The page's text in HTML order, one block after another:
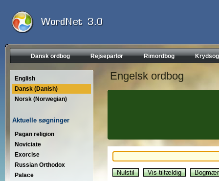
Dansk ordbog Rejseparlør Rimordbog
English
Dansk (Danish)
Norsk (Norwegian)
Aktuelle søgninger
Pagan religion
Noviciate
Exorcise
Russian Orthodox
Palace
Engelsk ordbog